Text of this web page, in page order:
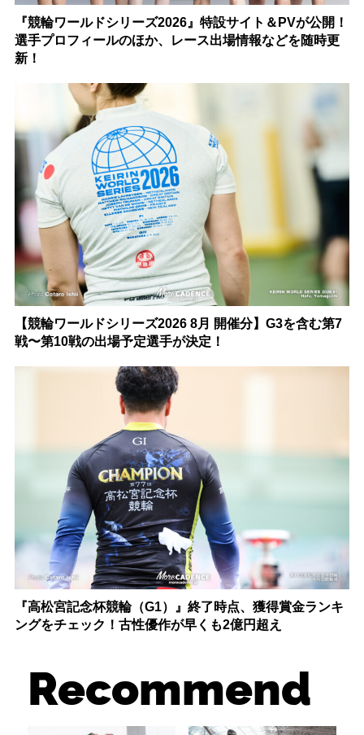
『競輪ワールドシリーズ2026』特設サイト＆PVが公開！
選手プロフィールのほか、レース出場情報などを随時更
新！
【競輪ワールドシリーズ2026 8月 開催分】G3を含む第7
戦〜第10戦の出場予定選手が決定！
『高松宮記念杯競輪（G1）』終了時点、獲得賞金ランキ
ングをチェック！古性優作が早くも2億円超え
Recommend